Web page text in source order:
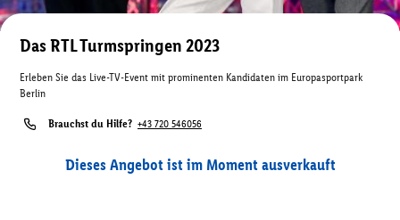
Das RTL Turmspringen 2023
Erleben Sie das Live-TV-Event mit prominenten Kandidaten im Europasportpark
Berlin
Brauchst du Hilfe? +43 720 546056
Dieses Angebot ist im Moment ausverkauft